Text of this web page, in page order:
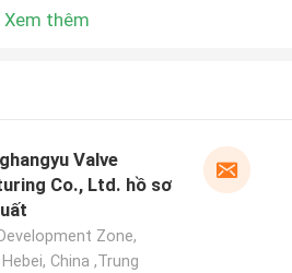
Xem thêm
Valve
Co., Ltd. hồ sơ
Zone,
China ,Trung